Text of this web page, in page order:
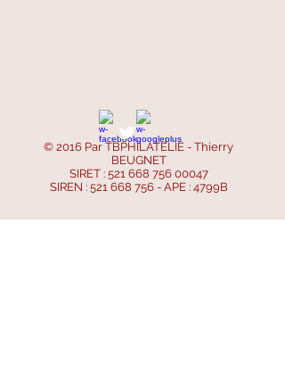
© 2016 Par TBPHILATELIE - Thierry
BEUGNET
SIRET : 521 668 756 00047
SIREN : 521 668 756- APE : 4799B